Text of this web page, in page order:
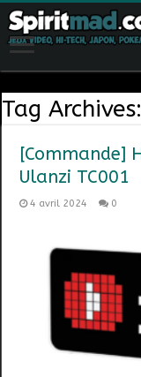
Tag Archives:
[Commande]
Ulanzi TC001
4 avril 2024 0